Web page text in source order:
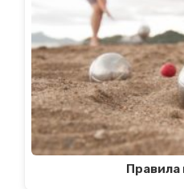
Правила